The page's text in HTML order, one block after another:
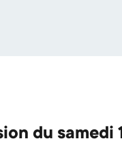
du samedi